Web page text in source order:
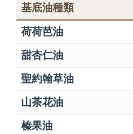
基底油種類
荷荷芭油
甜杏仁油
聖約翰草油
山茶花油
榛果油